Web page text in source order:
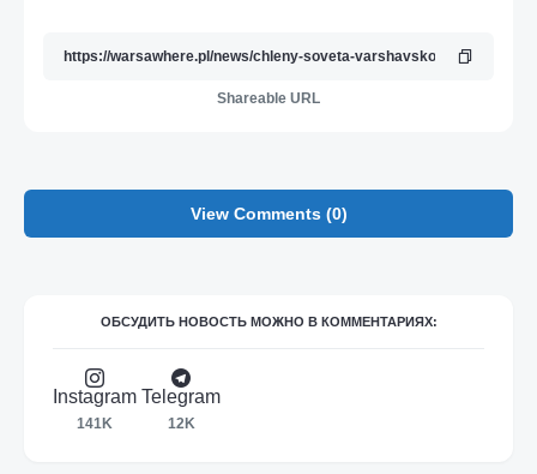
Shareable URL
View Comments (0)
ОБСУДИТЬ НОВОСТЬ МОЖНО В КОММЕНТАРИЯХ:
Instagram
141K
Telegram
12K